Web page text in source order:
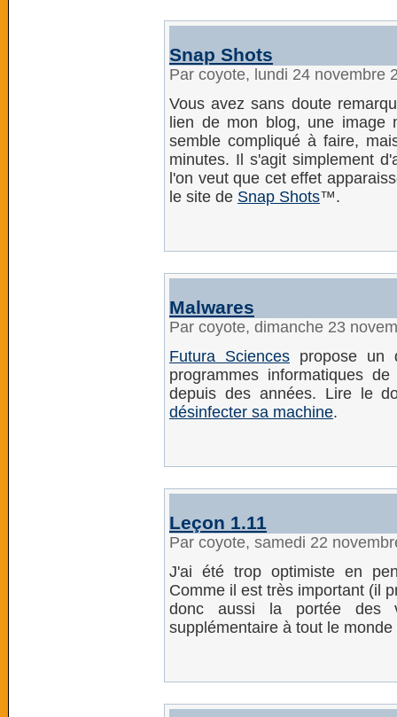
Snap Shots
Par coyote, lundi 24 novembre
Vous avez sans doute
lien de mon blog, une image
semble compliqué à faire,
minutes. Il s'agit simplement
l'on veut que cet effet
le site de Snap Shots™.
Malwares
Par coyote, dimanche 23
Futura Sciences propose un
programmes informatiques
depuis des années. Lire le
désinfecter sa machine.
Leçon 1.11
Par coyote, samedi 22
J'ai été trop optimiste en
Comme il est très important (il
donc aussi la portée des
supplémentaire à tout le